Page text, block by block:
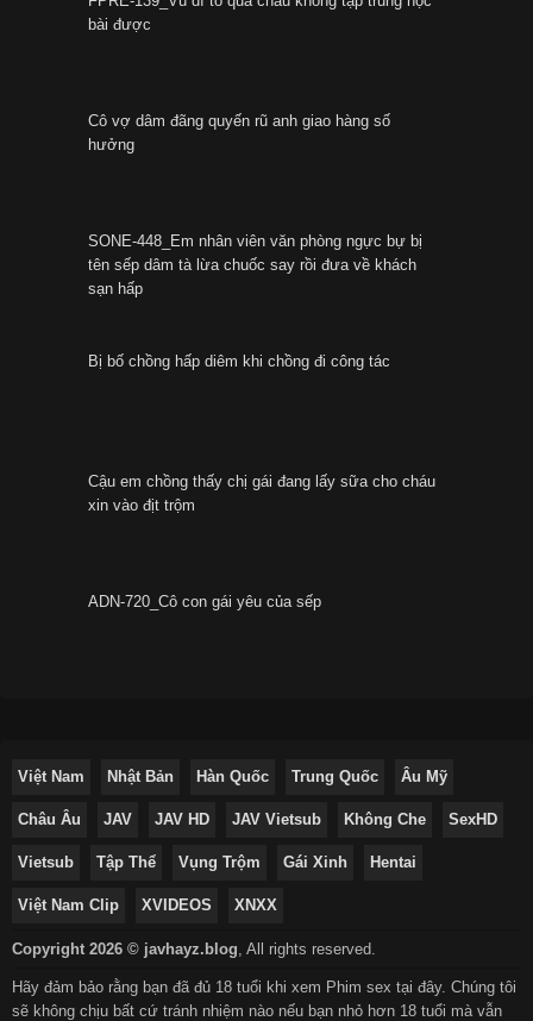
bài được
Cô vợ dâm đãng quyến rũ anh giao hàng số
hưởng
SONE-448_Em nhân viên văn phòng ngực bự bị
tên sếp dâm tà lừa chuốc say rồi đưa về khách
sạn hấp
Bị bố chồng hấp diêm khi chồng đi công tác
Cậu em chồng thấy chị gái đang lấy sữa cho cháu
xin vào địt trộm
ADN-720_Cô con gái yêu của sếp
Việt Nam Nhật Bản Hàn Quốc Trung Quốc Âu Mỹ
Châu Âu JAV JAV HD JAV Vietsub Không Che SexHD
Vietsub Tập Thể Vụng Trộm Gái Xinh Hentai
Việt Nam Clip XVIDEOS XNXX
Copyright 2026 © javhayz.blog, All rights reserved.
Hãy đảm bảo rằng bạn đã đủ 18 tuổi khi xem Phim sex tại đây. Chúng tôi
sẽ không chịu bất cứ tránh nhiệm nào nếu bạn nhỏ hơn 18 tuổi mà vẫn